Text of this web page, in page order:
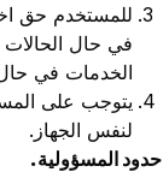
للمستخدم حق
في حال
الخدمات في
يتوجب على
لنفس الجهاز.
حدود المسؤولية.